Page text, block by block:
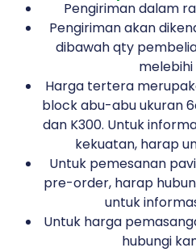
Pengiriman dalam
Pengiriman akan
dibawah qty
melebihi
Harga tertera
block abu-abu ukuran
dan K300. Untuk
kekuatan, harap
Untuk pemesanan
pre-order, harap
untuk
Untuk harga
hubungi